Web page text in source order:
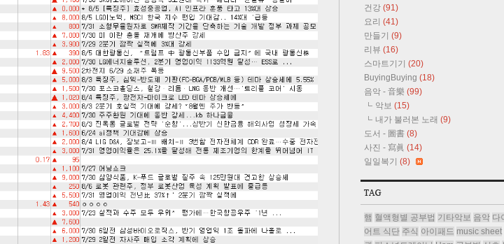
건강 (91)
요리 (41)
만들기 (9)
리뷰 (16)
스마트기기 (20)
BuyingBuying (18)
음악 - 音樂 (99)
악보 (15)
내가 불러본 노래 (9)
도서 - 圖書 (8)
사진 - 寫眞 (14)
일일복기 (8)
햄 혈액형별 공부법 기타악보 음악 다
어트 식단 주식 아이패드 music sheet